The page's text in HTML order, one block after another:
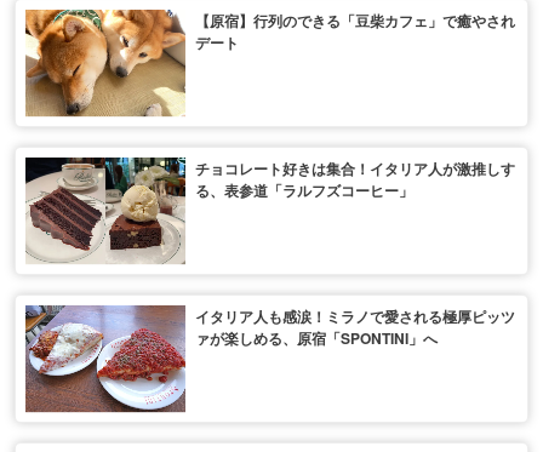
【原宿】行列のできる「豆柴カフェ」で癒やされ
デート
チョコレート好きは集合！イタリア人が激推しす
る、表参道「ラルフズコーヒー」
イタリア人も感涙！ミラノで愛される極厚ピッツ
ァが楽しめる、原宿「SPONTINI」へ